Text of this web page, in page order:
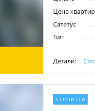
Цена квартир
Сататус
Тип
Детали:
СТРОИТСЯ